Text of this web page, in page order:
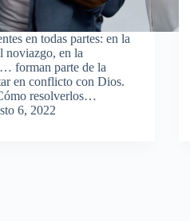
en todas partes: en la
noviazgo, en la
forman parte de la
en conflicto con Dios.
resolverlos…
6, 2022